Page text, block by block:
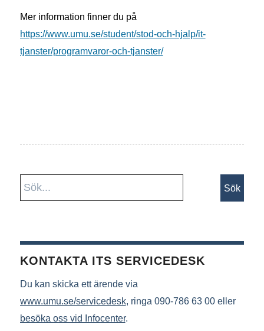
Mer information finner du på
https://www.umu.se/student/stod-och-hjalp/it-
tjanster/programvaror-och-tjanster/
KONTAKTA ITS SERVICEDESK
Du kan skicka ett ärende via
www.umu.se/servicedesk, ringa 090-786 63 00 eller
besöka oss vid Infocenter.